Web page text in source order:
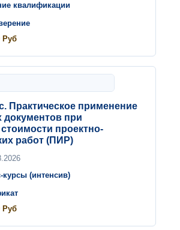
квалификации
Руб
Практическое применение
при
проектно-
работ (ПИР)
курсы (интенсив)
Руб